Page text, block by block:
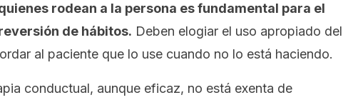
rodean a la persona es fundamental para el
de hábitos. Deben elogiar el uso apropiado del
al paciente que lo use cuando no lo está haciendo.
conductual, aunque eficaz, no está exenta de